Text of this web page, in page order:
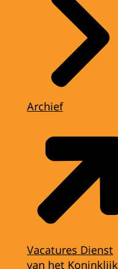
Archief
Vacatures Dienst
van het Koninklijk